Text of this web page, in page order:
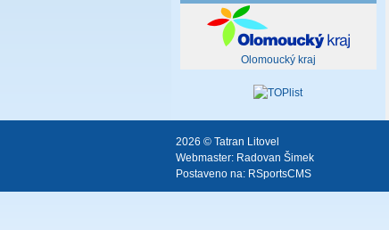
Olomoucký kraj
2026 © Tatran Litovel
Webmaster: Radovan Šimek
Postaveno na: RSportsCMS